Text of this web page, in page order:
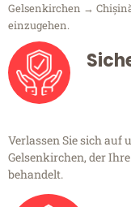
Gelsenkirchen →
einzugehen.
Verlassen Sie sich auf
Gelsenkirchen, der
behandelt.